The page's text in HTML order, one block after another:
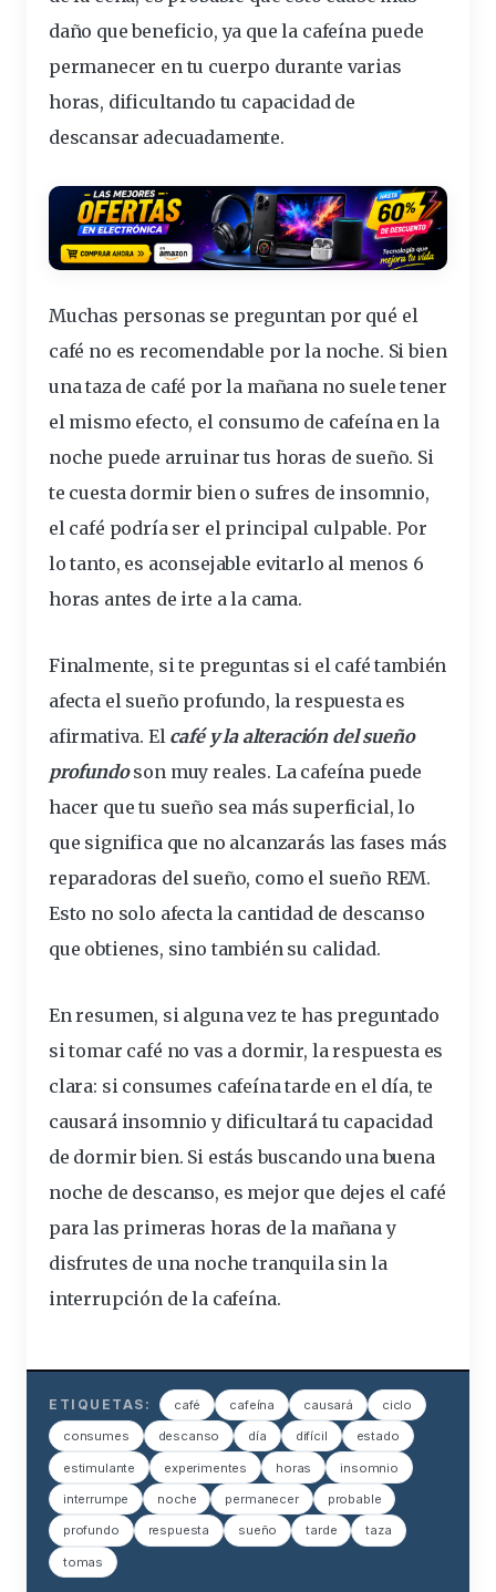
daño que beneficio, ya que la cafeína puede
permanecer en tu cuerpo durante varias
horas, dificultando tu capacidad de
descansar adecuadamente.
Muchas personas se preguntan por qué el
café no es recomendable por la noche. Si bien
una taza de café por la mañana no suele tener
el mismo efecto, el consumo de cafeína en la
noche puede arruinar tus horas de sueño. Si
te cuesta dormir bien o sufres de insomnio,
el café podría ser el principal culpable. Por
lo tanto, es aconsejable evitarlo al menos 6
horas antes de irte a la cama.
Finalmente, si te preguntas si el café también
afecta el sueño profundo, la respuesta es
afirmativa. El café y la alteración del sueño
profundoson muy reales. La cafeína puede
hacer que tu sueño sea más superficial, lo
que significa que no alcanzarás las fases más
reparadoras del sueño, como el sueño REM.
Esto no solo afecta la cantidad de descanso
que obtienes, sino también su calidad.
En resumen, si alguna vez te has preguntado
si tomar café no vas a dormir, la respuesta es
clara: si consumes cafeína tarde en el día, te
causará insomnio y dificultará tu capacidad
de dormir bien. Si estás buscando una buena
noche de descanso, es mejor que dejes el café
para las primeras horas de la mañana y
disfrutes de una noche tranquila sin la
interrupción de la cafeína.
ETIQUETAS: café cafeína causará ciclo
consumes descanso día difícil estado
estimulante experimentes horas insomnio
interrumpe noche permanecer probable
profundo respuesta sueño tarde taza
tomas